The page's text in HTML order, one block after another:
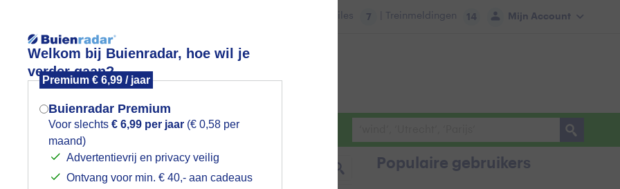
Welkom bij Buienradar, hoe wil je
verder gaan?
Premium € 6,99 / jaar
Buienradar Premium
Voor slechts € 6,99 per jaar (€ 0,58 per
maand)
Advertentievrij en privacy veilig
Ontvang voor min. € 40,- aan cadeaus
Mijn Account
Files 7 | Treinmeldingen 14
Foto en video Weerzine
Populaire gebruikers
Mogen we je locatie gebruiken voor
het weer?